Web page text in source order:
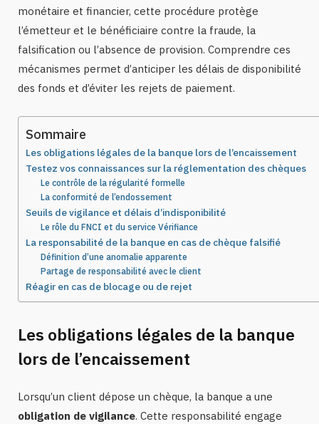
monétaire et financier, cette procédure protège
l’émetteur et le bénéficiaire contre la fraude, la
falsification ou l’absence de provision. Comprendre ces
mécanismes permet d’anticiper les délais de disponibilité
des fonds et d’éviter les rejets de paiement.
Sommaire
Les obligations légales de la banque lors de l’encaissement
Testez vos connaissances sur la réglementation des chèques
Le contrôle de la régularité formelle
La conformité de l’endossement
Seuils de vigilance et délais d’indisponibilité
Le rôle du FNCI et du service Vérifiance
La responsabilité de la banque en cas de chèque falsifié
Définition d’une anomalie apparente
Partage de responsabilité avec le client
Réagir en cas de blocage ou de rejet
Les obligations légales de la banque
lors de l’encaissement
Lorsqu’un client dépose un chèque, la banque a une
obligation de vigilance. Cette responsabilité engage